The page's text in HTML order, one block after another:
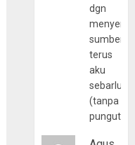
dgn
sumber
terus
aku
(tanpa